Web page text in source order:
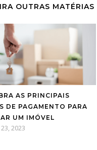
OUTRAS MATÉRIAS
AS PRINCIPAIS
DE PAGAMENTO PARA
UM IMÓVEL
2023